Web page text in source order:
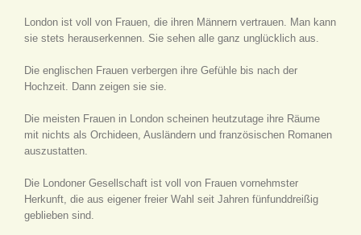
London ist voll von Frauen, die ihren Männern vertrauen. Man kann
sie stets herauserkennen. Sie sehen alle ganz unglücklich aus.
Die englischen Frauen verbergen ihre Gefühle bis nach der
Hochzeit. Dann zeigen sie sie.
Die meisten Frauen in London scheinen heutzutage ihre Räume
mit nichts als Orchideen, Ausländern und französischen Romanen
auszustatten.
Die Londoner Gesellschaft ist voll von Frauen vornehmster
Herkunft, die aus eigener freier Wahl seit Jahren fünfunddreißig
geblieben sind.